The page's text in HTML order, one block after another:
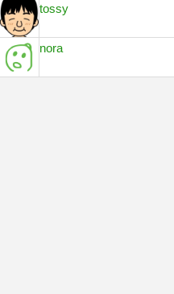
tossy
nora